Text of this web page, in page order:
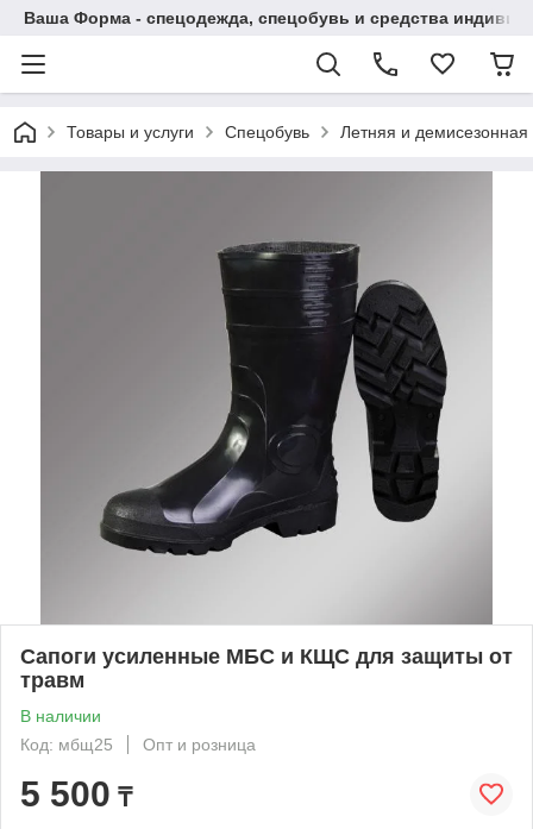
Ваша Форма - спецодежда, спецобувь и средства
Товары и услуги Спецобувь Летняя и демисезонная
Сапоги усиленные МБС и КЩС для защиты от
травм
В наличии
Код: мбщ25
Опт и розница
5 500 ₸